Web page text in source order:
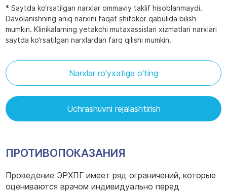
* Saytda ko‘rsatilgan narxlar ommaviy taklif hisoblanmaydi.
Davolanishning aniq narxini faqat shifokor qabulida bilish
mumkin. Klinikalarning yetakchi mutaxassislari xizmatlari narxlari
saytda ko‘rsatilgan narxlardan farq qilishi mumkin.
Narxlar ro'yxatiga o'ting
Uchrashuvni rejalashtirish
ПРОТИВОПОКАЗАНИЯ
Проведение ЭРХПГ имеет ряд ограничений, которые
оцениваются врачом индивидуально перед